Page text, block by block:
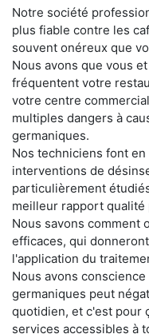
Notre société
plus fiable contre les
souvent onéreux que
Nous avons que vous
fréquentent votre
votre centre
multiples dangers à
germaniques.
Nos techniciens font
interventions de
particulièrement
meilleur rapport qualité
Nous savons comment
efficaces, qui
l'application du
Nous avons
germaniques peut
quotidien, et c'est pour
services accessibles à